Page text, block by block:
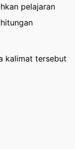
pelajaran
kalimat tersebut